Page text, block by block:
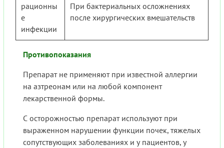
рационны
е
инфекции
При бактериальных осложнениях
после хирургических вмешательств
Противопоказания
Препарат не применяют при известной аллергии
на азтреонам или на любой компонент
лекарственной формы.
С осторожностью препарат используют при
выраженном нарушении функции почек, тяжелых
сопутствующих заболеваниях и у пациентов, у